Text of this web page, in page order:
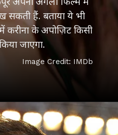
सकती हैं. बताया ये भी
करीना के अपोज़िट किसी
Image Credit: IMDb